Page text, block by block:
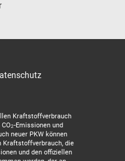
Kraftstoffverbrauch
2-Emissionen und
neuer PKW können
Kraftstoffverbrauch, die
und den offiziellen